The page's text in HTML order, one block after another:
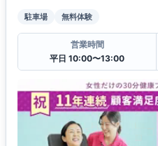
駐車場 無料体験
営業時間
平日 10:00〜13:00